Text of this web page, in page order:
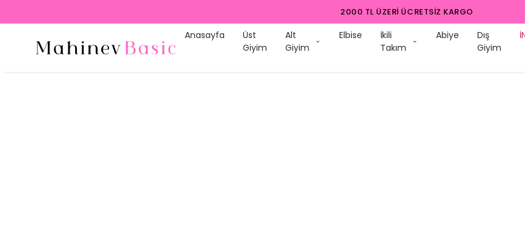
2000 TL ÜZERI ÜCRETSIZ KARGO
Anasayfa
Üst
Giyim
Alt
Giyim
Elbise
İkili
Takım
Abiye
Dış
Giyim